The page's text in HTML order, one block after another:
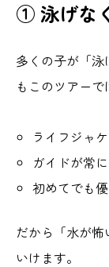
① 泳げな
多くの子が「
もこのツアーで
ライフジャ
ガイドが常
初めてでも
だから「水が
いけます。